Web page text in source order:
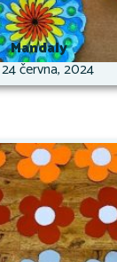
Mandaly
24 června, 2024